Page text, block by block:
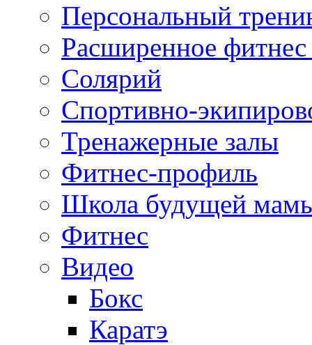
Персональный
Расширенное фитнес
Солярий
Спортивно-
Тренажерные залы
Фитнес-профиль
Школа будущей
Фитнес
Видео
Бокс
Каратэ